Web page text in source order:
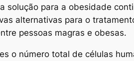
solução para a obesidade
alternativas para o
pessoas magras e obesas.
o número total de células